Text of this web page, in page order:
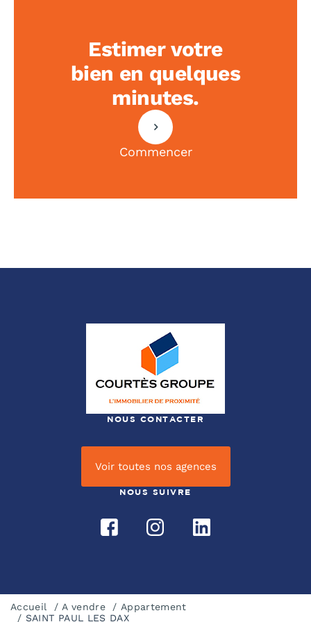
Estimer votre
bien en quelques
minutes.
Commencer
NOUS CONTACTER
Voir toutes nos agences
NOUS SUIVRE
Accueil A vendre
Appartement
SAINT PAUL LES DAX